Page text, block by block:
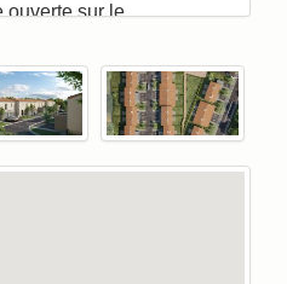
ouverte sur le
en famille. un
avec une terrasse
dont 1 avec
et 1 WC séparé.